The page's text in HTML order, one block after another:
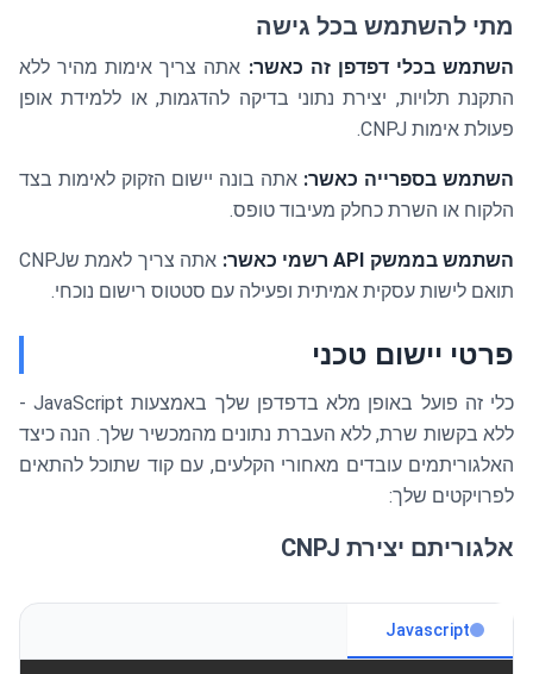
מתי להשתמש בכל גישה
השתמש בכלי דפדפן זה כאשר: אתה צריך אימות מהיר ללא
התקנת תלויות, יצירת נתוני בדיקה להדגמות, או ללמידת אופן
פעולת אימות CNPJ.
השתמש בספרייה כאשר: אתה בונה יישום הזקוק לאימות בצד
הלקוח או השרת כחלק מעיבוד טופס.
השתמש בממשק API רשמי כאשר:
אתה צריך לאמת שCNPJ
תואם לישות עסקית אמיתית ופעילה עם סטטוס רישום נוכחי.
פרטי יישום טכני
כלי זה פועל באופן מלא בדפדפן שלך באמצעות JavaScript -
ללא בקשות שרת, ללא העברת נתונים מהמכשיר שלך. הנה כיצד
האלגוריתמים עובדים מאחורי הקלעים, עם קוד שתוכל להתאים
לפרויקטים שלך:
אלגוריתם יצירת CNPJ
Javascript